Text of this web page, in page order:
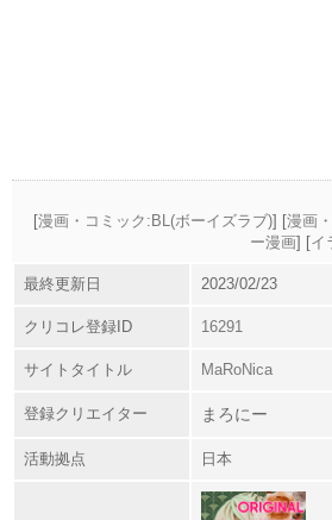
[漫画・コミック:BL(ボーイズラブ)] [漫画
ー漫画] [イ
最終更新日 2023/02/23
クリコレ登録ID 16291
サイトタイトル MaRoNica
登録クリエイター まろにー
活動拠点 日本